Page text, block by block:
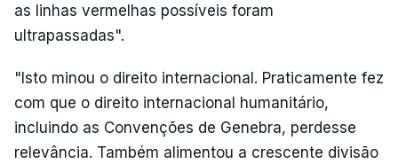
as linhas vermelhas possíveis foram
ultrapassadas".
"Isto minou o direito internacional. Praticamente fez
com que o direito internacional humanitário,
incluindo as Convenções de Genebra, perdesse
relevância. Também alimentou a crescente divisão